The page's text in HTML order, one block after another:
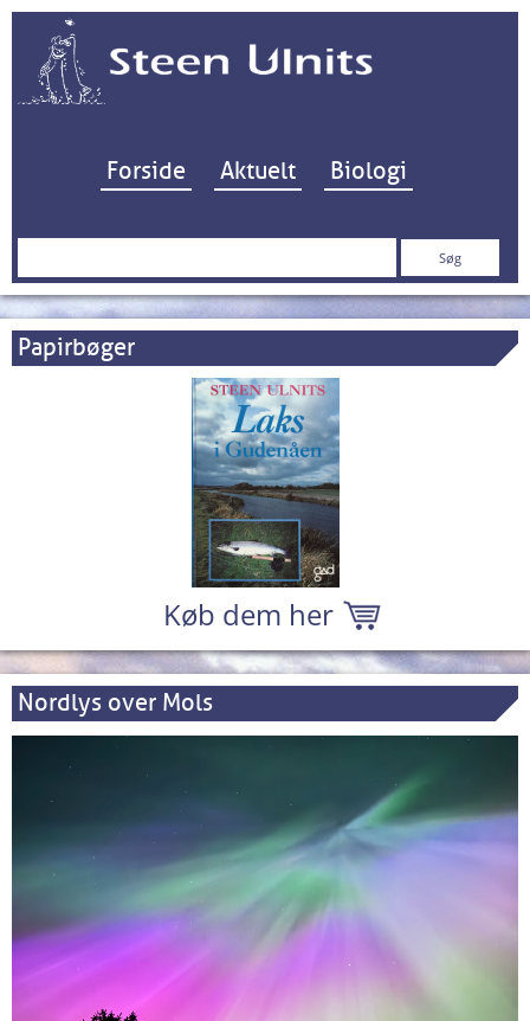
Hop til indhold
Forside Aktuelt Biologi
Søg
Papirbøger
Køb dem her
Nordlys over Mols